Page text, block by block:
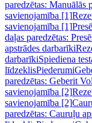
paredzētas: Manuālās
savienojamība [1]
savienojamība [1]
daļas paredzētas:
apstrādes darbarīki
darbarīkiSpiediena
līdzeklisPiederumi
paredzētas: Geberit
savienojamība [2]
savienojamība [2]
paredzētas: Cauruļu